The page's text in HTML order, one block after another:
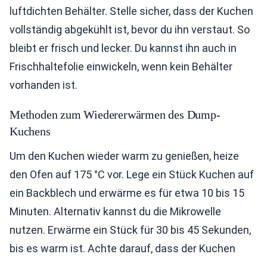
luftdichten Behälter. Stelle sicher, dass der Kuchen
vollständig abgekühlt ist, bevor du ihn verstaut. So
bleibt er frisch und lecker. Du kannst ihn auch in
Frischhaltefolie einwickeln, wenn kein Behälter
vorhanden ist.
Methoden zum Wiedererwärmen des Dump-
Kuchens
Um den Kuchen wieder warm zu genießen, heize
den Ofen auf 175 °C vor. Lege ein Stück Kuchen auf
ein Backblech und erwärme es für etwa 10 bis 15
Minuten. Alternativ kannst du die Mikrowelle
nutzen. Erwärme ein Stück für 30 bis 45 Sekunden,
bis es warm ist. Achte darauf, dass der Kuchen